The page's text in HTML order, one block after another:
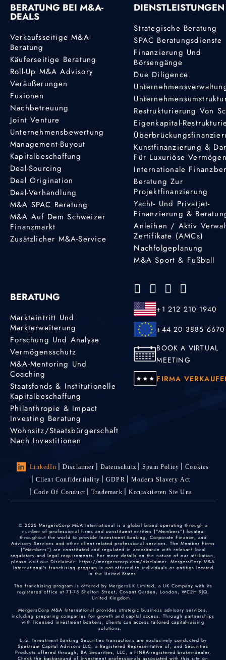
BERATUNG BEI M&A-
DEALS
Verkaufsseitige M&A-
Beratung
Käuferseitige Beratung
Roll-Up M&A Advisory
Veräußerungen
Fusionen
Nachbetreuung
Joint Venture
Unternehmensbewertung
Management-Buyout
Kapitalbeschaffung
Deal-Sourcing
Deal Origination
Deal-Verhandlung
M&A SPAC Beratung
M&A Auf Dem Schweizer
Finanzmarkt
Zusätzlicher M&A-Service
DIENSTLEISTUNGEN
Strategische Beratung
SPAC Beratungsdienste
Finanzierung Und
Börsengänge
Due Diligence
Restrukturierung Von
Eigenkapital-
Kunstfinanzierung &
Für Luxuriöse
Internationale
Beratung Zur
Projektfinanzierung
Yacht- Und Privatjet-
Finanzierung &
Anleihen / Aktiv
Zertifikate (AMCs)
Nachfolgeplanung
M&A Sport & Fußball
BERATUNG
Markteintritt Und
Markterweiterung
Forschung Und Analyse
Vermögensschutz
M&A-Mentoring Und
Coaching
Staatsfonds & Institutionelle
Kapitalbeschaffung
Philanthropie & Impact
Investing Beratung
Wohnsitz/Staatsbürgerschaft
Nach Investitionen
+1 212 210 1940
+44 20 3885 6670
BOOK A VIRTUAL
MEETING
FIRMA
LinkedIn Disclaimer Datenschutz Spam Policy
Cookies
Client Confidentiality
GDPR
Modern Slavery Act
Code Of Conduct
Trademark Kontaktieren Sie Uns
© 2025 MergersCorp M&A International is a global brand operating through a
number of professional firms and constituent entities (“Members”) located
throughout the world to provide Investment Banking, Corporate Finance, and
Advisory Services and other client-related professional services. The Member Firms
(“Members”) are constituted and regulated in accordance with relevant local
regulatory and legal requirements. For more details on the nature of our affiliation,
please visit our Disclaimer: https://mergerscorp.com/disclaimer. MergersCorp M&A
International's franchising program is not offered to individuals or entities located
in the United States.
The franchising program is offered by MergersUK Limited, a UK Company with its
registered office at 71-75 Shelton Street, Covent Garden, London, WC2H 9JQ,
United Kingdom.
MergersCorp M&A International provides strategic business advisory services,
including preparing companies for growth and capital access. Through partnerships
with licensed investment bankers, clients can access tailored capital-raising
solutions.
U.S. Investment Banking Securities transactions are exclusively conducted by
Spektrum Capital Advisors LLC, a Registered Representative of, and Securities
Products offered through, BA Securities, LLC, a FINRA-registered broker-dealer.
Check the background of investment professionals associated with this site on